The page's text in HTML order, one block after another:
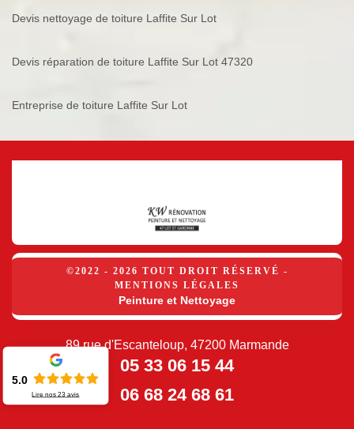
Devis nettoyage de toiture Laffite Sur Lot
Devis réparation de toiture Laffite Sur Lot 47320
Entreprise de toiture Laffite Sur Lot
©2022 - 2026 TOUT DROIT RÉSERVÉ -
MENTIONS LÉGALES
Peinture et Nettoyage
89 rue d'Escanteloup, 47200 Marmande
05 33 06 15 44
06 68 24 68 61
5.0
Lire nos23 avis